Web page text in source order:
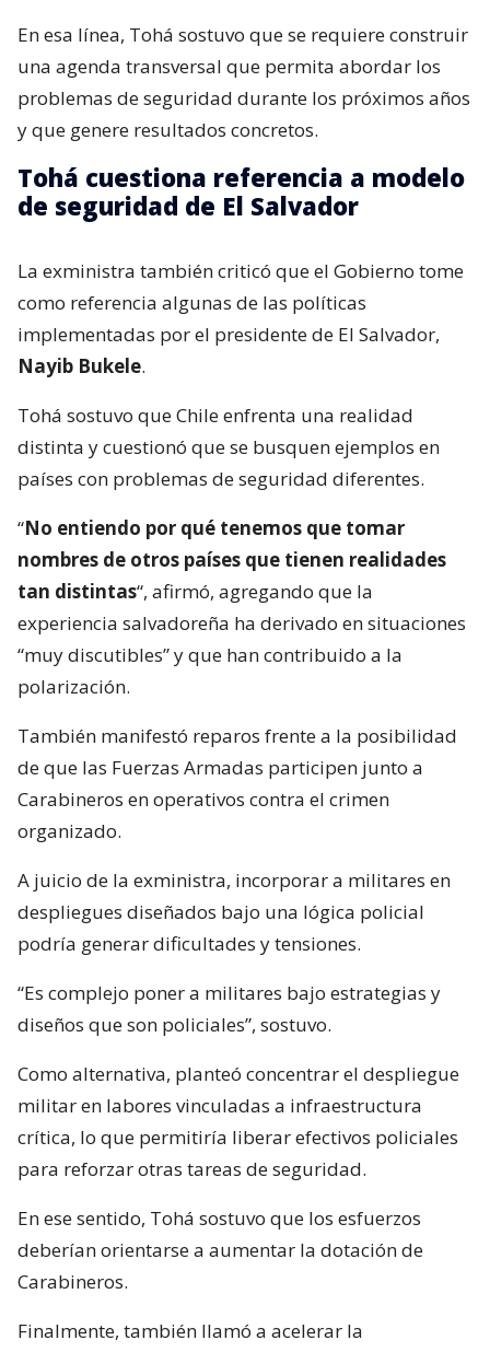
En esa línea, Tohá sostuvo que se requiere construir
una agenda transversal que permita abordar los
problemas de seguridad durante los próximos años
y que genere resultados concretos.
Tohá cuestiona referencia a modelo
de seguridad de El Salvador
La exministra también criticó que el Gobierno tome
como referencia algunas de las políticas
implementadas por el presidente de El Salvador,
Nayib Bukele.
Tohá sostuvo que Chile enfrenta una realidad
distinta y cuestionó que se busquen ejemplos en
países con problemas de seguridad diferentes.
“No entiendo por qué tenemos que tomar
nombres de otros países que tienen realidades
tan distintas“, afirmó, agregando que la
experiencia salvadoreña ha derivado en situaciones
“muy discutibles” y que han contribuido a la
polarización.
También manifestó reparos frente a la posibilidad
de que las Fuerzas Armadas participen junto a
Carabineros en operativos contra el crimen
organizado.
A juicio de la exministra, incorporar a militares en
despliegues diseñados bajo una lógica policial
podría generar dificultades y tensiones.
“Es complejo poner a militares bajo estrategias y
diseños que son policiales”, sostuvo.
Como alternativa, planteó concentrar el despliegue
militar en labores vinculadas a infraestructura
crítica, lo que permitiría liberar efectivos policiales
para reforzar otras tareas de seguridad.
En ese sentido, Tohá sostuvo que los esfuerzos
deberían orientarse a aumentar la dotación de
Carabineros.
Finalmente, también llamó a acelerar la